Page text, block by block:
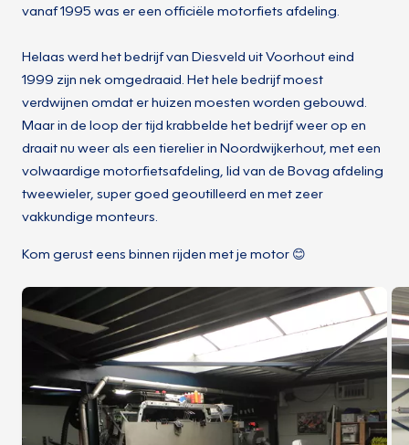
vanaf 1995 was er een officiële motorfiets afdeling.
Helaas werd het bedrijf van Diesveld uit Voorhout eind
1999 zijn nek omgedraaid. Het hele bedrijf moest
verdwijnen omdat er huizen moesten worden gebouwd.
Maar in de loop der tijd krabbelde het bedrijf weer op en
draait nu weer als een tierelier in Noordwijkerhout, met een
volwaardige motorfietsafdeling, lid van de Bovag afdeling
tweewieler, super goed geoutilleerd en met zeer
vakkundige monteurs.
Kom gerust eens binnen rijden met je motor 😊